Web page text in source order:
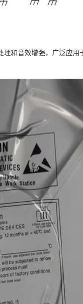
和音效增强，广泛应